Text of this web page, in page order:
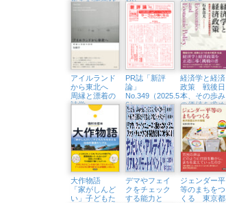
生みだす学び
10）
分方法
アイルランド
から東北へ
周縁と漂着の
詩学
PR誌「新評
論」
No.349（2025.5・
6）
経済学と経済
政策 戦後日
本、その歩み
の価値を求め
て
大作物語
「家がしんど
い」子どもた
デマやフェイ
クをチェック
する能力と
ジェンダー平
等のまちをつ
くる 東京都